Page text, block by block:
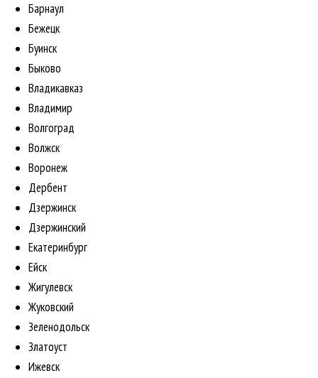
Барнаул
Бежецк
Буинск
Быково
Владикавказ
Владимир
Волгоград
Волжск
Воронеж
Дербент
Дзержинск
Дзержинский
Екатеринбург
Ейск
Жигулевск
Жуковский
Зеленодольск
Златоуст
Ижевск